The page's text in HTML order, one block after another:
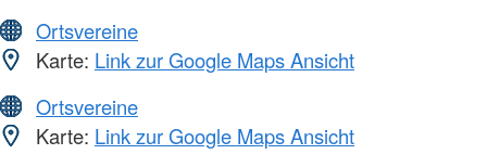
Ortsvereine
Karte: Link zur Google Maps Ansicht
Ortsvereine
Karte: Link zur Google Maps Ansicht